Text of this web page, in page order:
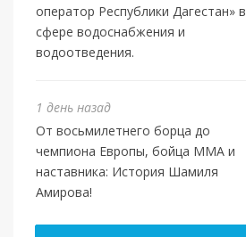
оператор Республики Дагестан» в
сфере водоснабжения и
водоотведения.
1 день назад
От восьмилетнего борца до
чемпиона Европы, бойца ММА и
наставника: История Шамиля
Амирова!